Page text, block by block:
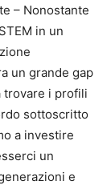
– Nonostante
in un
un grande gap
trovare i profili
sottoscritto
a investire
un
e